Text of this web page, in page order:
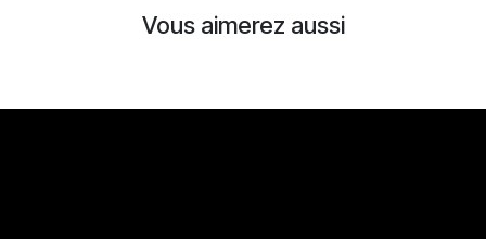
Vous aimerez aussi